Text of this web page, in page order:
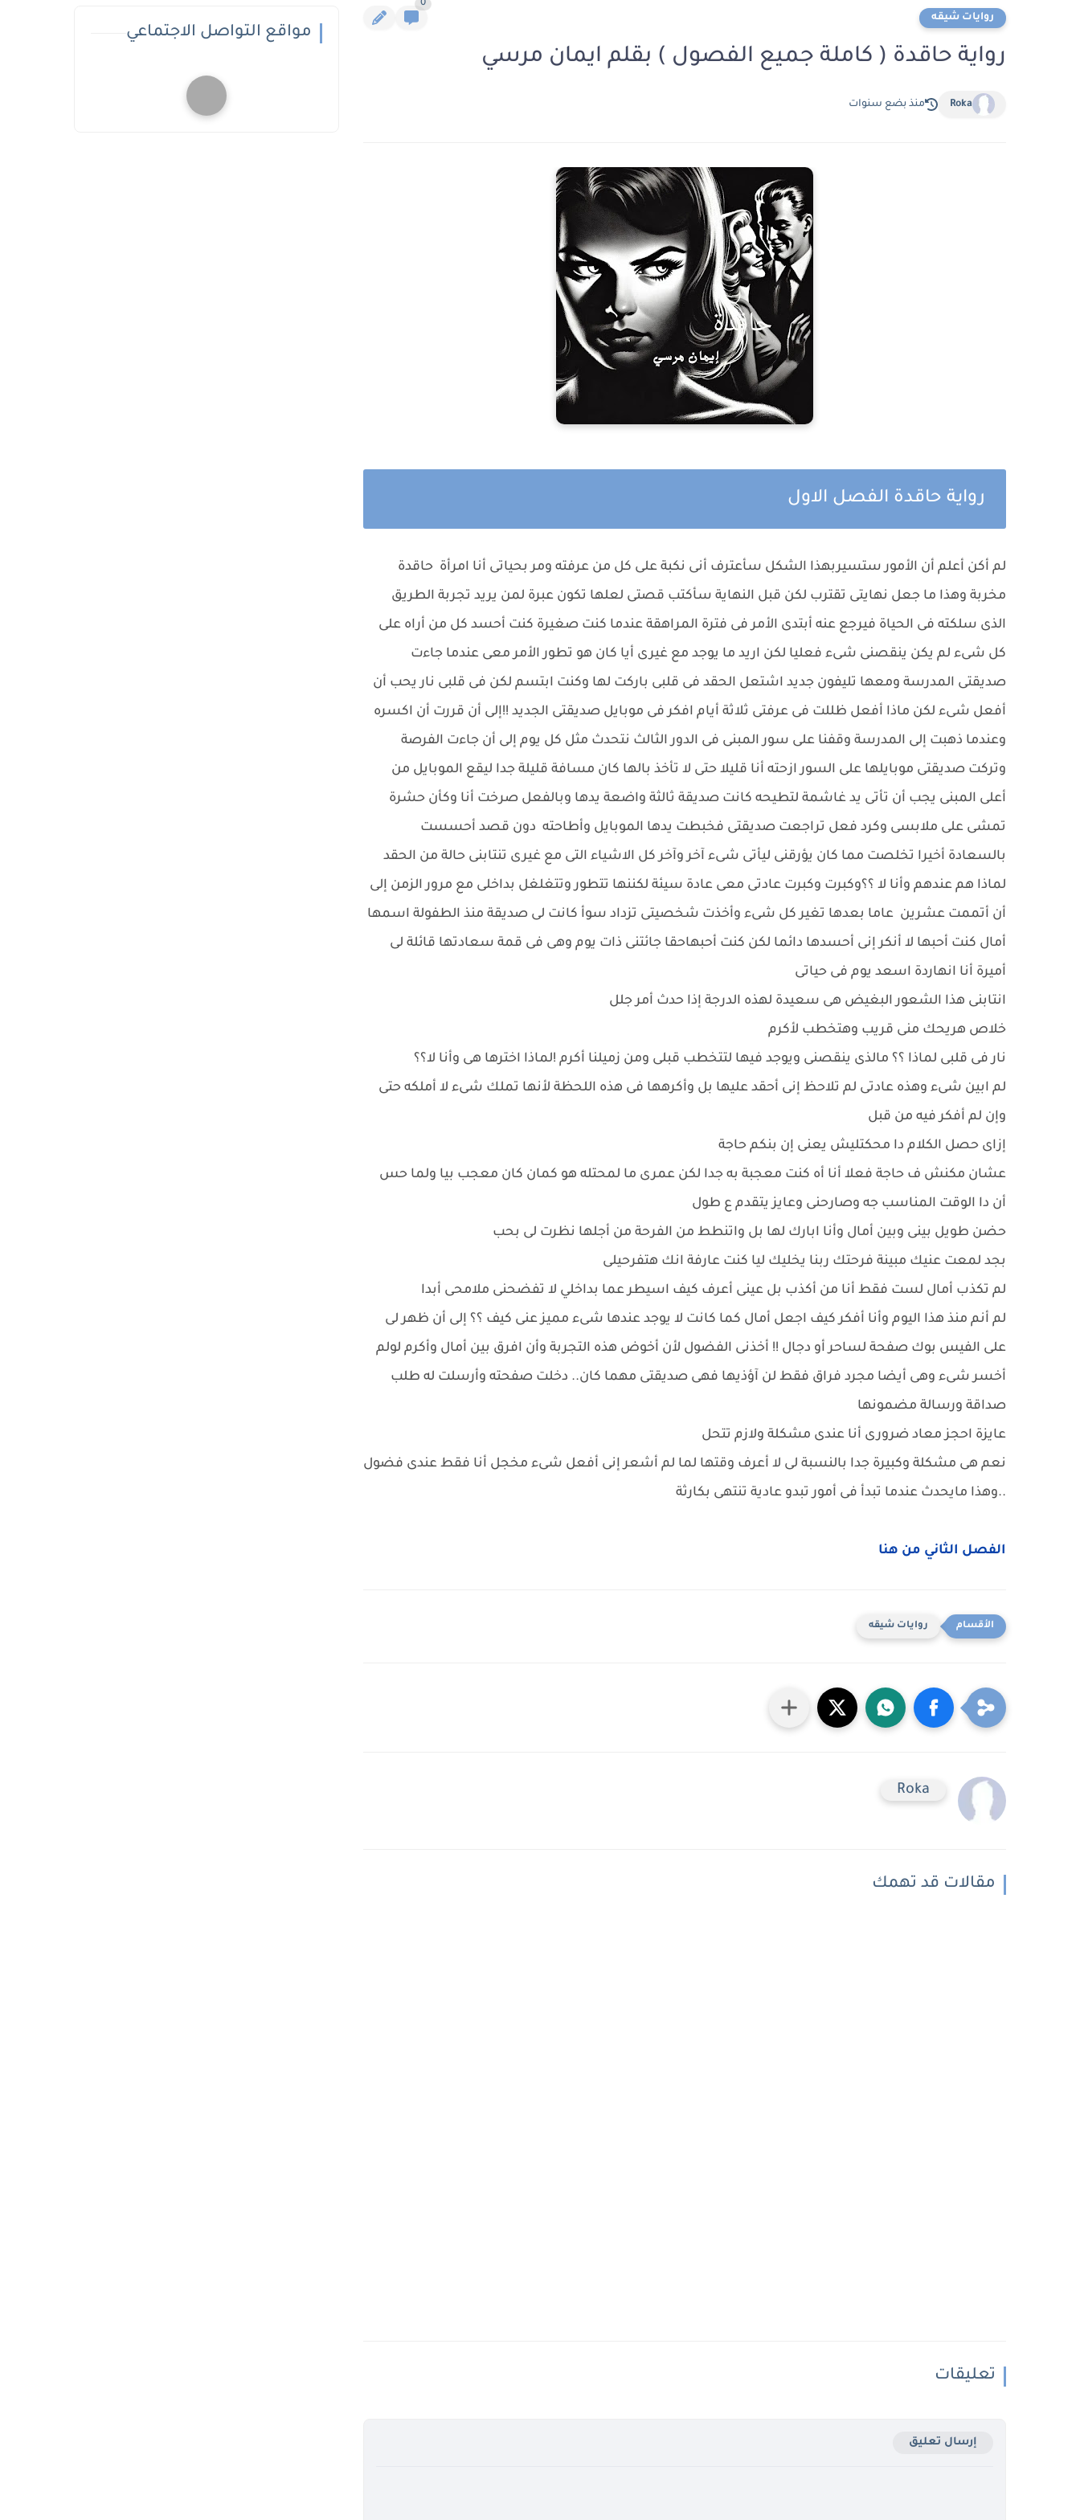
روايات شيقه
0
رواية حاقدة ( كاملة جميع الفصول ) بقلم ايمان مرسي
Roka منذ بضع سنوات
رواية حاقدة الفصل الاول
لم أكن أعلم أن الأمور ستسيربهذا الشكل سأعترف أنى نكبة على كل من عرفته ومر بحياتى أنا امرأة حاقدة
مخربة وهذا ما جعل نهايتى تقترب لكن قبل النهاية سأكتب قصتى لعلها تكون عبرة لمن يريد تجربة الطريق
الذى سلكته فى الحياة فيرجع عنه أبتدى الأمر فى فترة المراهقة عندما كنت صغيرة كنت أحسد كل من أراه على
كل شىء لم يكن ينقصنى شىء فعليا لكن اريد ما يوجد مع غيرى أيا كان هو تطور الأمر معى عندما جاءت
صديقتى المدرسة ومعها تليفون جديد اشتعل الحقد فى قلبى باركت لها وكنت ابتسم لكن فى قلبى نار يحب أن
أفعل شىء لكن ماذا أفعل ظللت فى عرفتى ثلاثة أيام افكر فى موبايل صديقتى الجديد !!إلى أن قررت أن اكسره
وعندما ذهبت إلى المدرسة وقفنا على سور المبنى فى الدور الثالث نتحدث مثل كل يوم إلى أن جاءت الفرصة
وتركت صديقتى موبايلها على السور ازحته أنا قليلا حتى لا تأخذ بالها كان مسافة قليلة جدا ليقع الموبايل من
أعلى المبنى يجب أن تأتى يد غاشمة لتطيحه كانت صديقة ثالثة واضعة يدها وبالفعل صرخت أنا وكأن حشرة
تمشى على ملابسى وكرد فعل تراجعت صديقتى فخبطت يدها الموبايل وأطاحته دون قصد أحسست
بالسعادة أخيرا تخلصت مما كان يؤرقنى ليأتى شىء آخر وآخر كل الاشياء التى مع غيرى تنتابنى حالة من الحقد
لماذا هم عندهم وأنا لا ؟؟وكبرت وكبرت عادتى معى عادة سيئة لكننها تتطور وتتغلغل بداخلى مع مرور الزمن إلى
أن أتممت عشرين عاما بعدها تغير كل شىء وأخذت شخصيتى تزداد سوأ كانت لى صديقة منذ الطفولة اسمها
أمال كنت أحبها لا أنكر إنى أحسدها دائما لكن كنت أحبهاحقا جائتنى ذات يوم وهى فى قمة سعادتها قائلة لى
أميرة أنا انهاردة اسعد يوم فى حياتى
انتابنى هذا الشعور البغيض هى سعيدة لهذه الدرجة إذا حدث أمر جلل
خلاص هريحك منى قريب وهتخطب لأكرم
نار فى قلبى لماذا ؟؟ مالذى ينقصنى ويوجد فيها لتتخطب قبلى ومن زميلنا أكرم !لماذا اخترها هى وأنا لا؟؟
لم ابين شىء وهذه عادتى لم تلاحظ إنى أحقد عليها بل وأكرهها فى هذه اللحظة لأنها تملك شىء لا أملكه حتى
وإن لم أفكر فيه من قبل
إزاى حصل الكلام دا محكتليش يعنى إن بنكم حاجة
عشان مكنش ف حاجة فعلا أنا أه كنت معجبة به جدا لكن عمرى ما لمحتله هو كمان كان معجب بيا ولما حس
أن دا الوقت المناسب جه وصارحنى وعايز يتقدم ع طول
حضن طويل بينى وبين أمال وأنا ابارك لها بل واتنطط من الفرحة من أجلها نظرت لى بحب
بجد لمعت عنيك مبينة فرحتك ربنا يخليك ليا كنت عارفة انك هتفرحيلى
لم تكذب أمال لست فقط أنا من أكذب بل عينى أعرف كيف اسيطر عما بداخلي لا تفضحنى ملامحى أبدا
لم أنم منذ هذا اليوم وأنا أفكر كيف اجعل أمال كما كانت لا يوجد عندها شىء مميز عنى كيف ؟؟ إلى أن ظهر لى
على الفيس بوك صفحة لساحر أو دجال !! أخذنى الفضول لأن أخوض هذه التجربة وأن افرق بين أمال وأكرم لولم
أخسر شىء وهى أيضا مجرد فراق فقط لن آؤذيها فهى صديقتى مهما كان.. دخلت صفحته وأرسلت له طلب
صداقة ورسالة مضمونها
عايزة احجز معاد ضرورى أنا عندى مشكلة ولازم تتحل
نعم هى مشكلة وكبيرة جدا بالنسبة لى لا أعرف وقتها لما لم أشعر إنى أفعل شىء مخجل أنا فقط عندى فضول
..وهذا مايحدث عندما تبدأ فى أمور تبدو عادية تنتهى بكارثة
الفصل الثاني من هنا
روايات شيقه
Roka
مقالات قد تهمك
تعليقات
إرسال تعليق
مواقع التواصل الاجتماعي